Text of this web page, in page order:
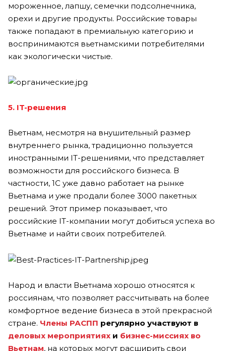
мороженное, лапшу, семечки подсолнечника,
орехи и другие продукты. Российские товары
также попадают в премиальную категорию и
воспринимаются вьетнамскими потребителями
как экологически чистые.
5. IT-решения
Вьетнам, несмотря на внушительный размер
внутреннего рынка, традиционно пользуется
иностранными IT-решениями, что представляет
возможности для российского бизнеса. В
частности, 1С уже давно работает на рынке
Вьетнама и уже продали более 3000 пакетных
решений. Этот пример показывает, что
российские IT-компании могут добиться успеха во
Вьетнаме и найти своих потребителей.
Народ и власти Вьетнама хорошо относятся к
россиянам, что позволяет рассчитывать на более
комфортное ведение бизнеса в этой прекрасной
стране. Члены РАСПП регулярно участвуют в
деловых мероприятиях и бизнес-миссиях во
Вьетнам, на которых могут расширить свои